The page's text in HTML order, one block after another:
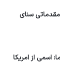
مقدماتی سنای
اسمی از امریکا